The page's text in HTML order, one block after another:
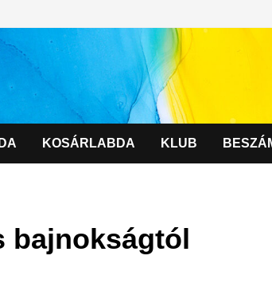
KOSÁRLABDA KLUB
bajnokságtól